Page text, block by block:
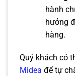
hành
hưởng
hàng.
Quý khách có
Midea để tự